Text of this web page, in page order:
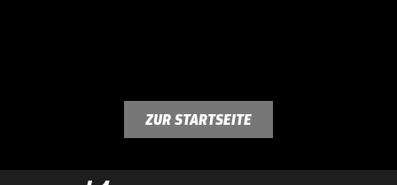
ZUR STARTSEITE